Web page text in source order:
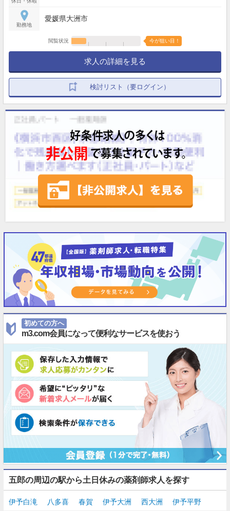
勤務地
愛媛県大洲市
閲覧状況 今が狙い目！
求人の詳細を見る
検討リスト（要ログイン）
初めての方へ
m3.com会員になって便利なサービスを使おう
五郎の周辺の駅から土日休みの薬剤師求人を探す
伊予白滝 八多喜 春賀 伊予大洲 西大洲 伊予平野